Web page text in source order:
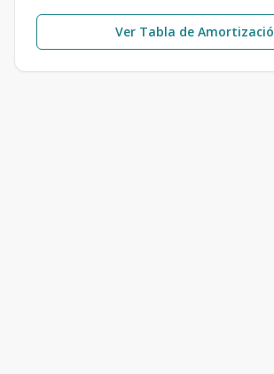
Ver Tabla de